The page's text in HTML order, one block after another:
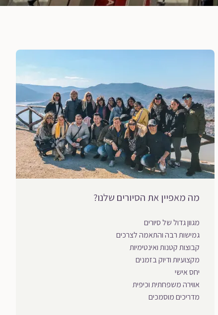
מה מאפיין את הסיורים שלנו?
מגוון גדול של סיורים
גמישות רבה והתאמה לצרכים
קבוצות קטנות ואינטימיות
מקצועיות ודיוק בזמנים
יחס אישי
אווירה משפחתית וכיפית
מדריכים מוסמכים